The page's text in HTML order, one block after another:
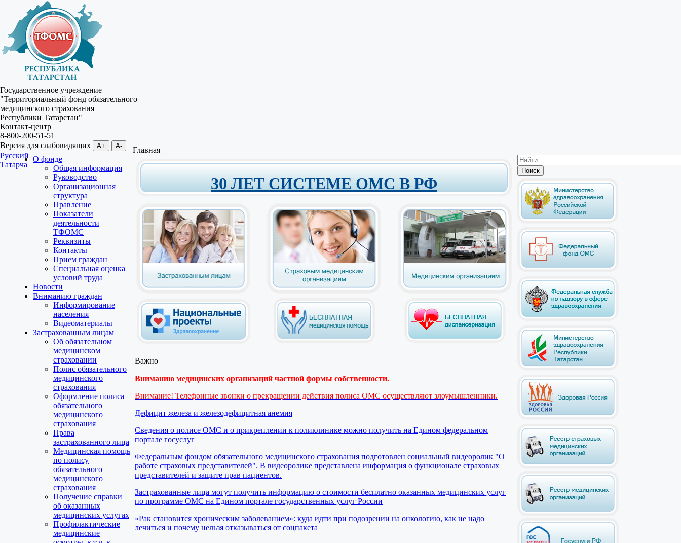
Государственное учреждение
"Территориальный фонд обязательного
медицинского страхования
Республики Татарстан"
Контакт-центр
8-800-200-51-51
Версия для слабовидящих
A+ A-
Русский
Татарча
О фонде
Общая информация
Руководство
Организационная
структура
Правление
Показатели
деятельности
ТФОМС
Реквизиты
Контакты
Прием граждан
Специальная оценка
условий труда
Новости
Вниманию граждан
Информирование
населения
Видеоматериалы
Застрахованным лицам
Об обязательном
медицинском
страховании
Полис обязательного
медицинского
страхования
Оформление полиса
обязательного
медицинского
страхования
Права
застрахованного лица
Медицинская помощь
по полису
обязательного
медицинского
страхования
Получение справки
об оказанных
медицинских услугах
Профилактические
медицинские
Главная
30 ЛЕТ СИСТЕМЕ ОМС В РФ
Важно
Вниманию медицинских организаций частной формы собственности.
Внимание! Телефонные звонки о прекращении действия полиса ОМС осуществляют злоумышленники.
Дефицит железа и железодефицитная анемия
Сведения о полисе ОМС и о прикреплении к поликлинике можно получить на Едином федеральном
портале госуслуг
Федеральным фондом обязательного медицинского страхования подготовлен социальный видеоролик "О
работе страховых представителей". В видеоролике представлена информация о функционале страховых
представителей и защите прав пациентов.
Застрахованные лица могут получить информацию о стоимости бесплатно оказанных медицинских услуг
по программе ОМС на Едином портале государственных услуг России
«Рак становится хроническим заболеванием»: куда идти при подозрении на онкологию, как не надо
лечиться и почему нельзя отказываться от соцпакета